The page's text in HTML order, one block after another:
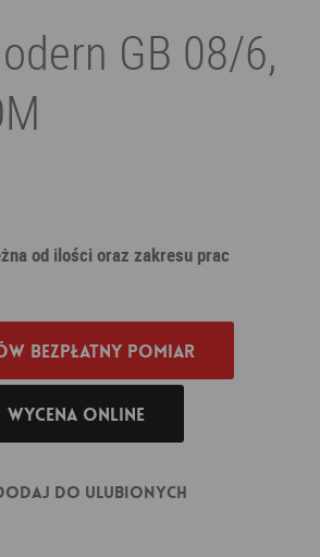
GB 08/6,
od ilości oraz zakresu prac
bezpłatny pomiar
Wycena online
do ulubionych